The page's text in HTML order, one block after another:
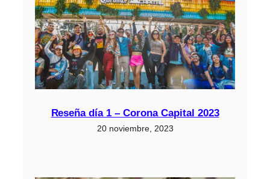
Reseña día 1 – Corona Capital 2023
20 noviembre, 2023